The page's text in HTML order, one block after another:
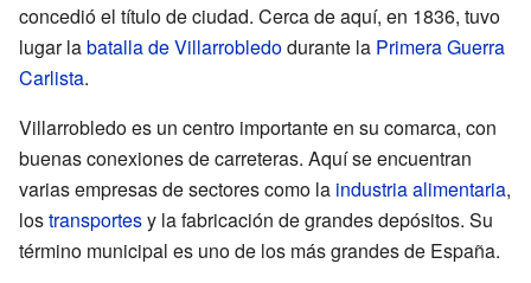
concedió el título de ciudad. Cerca de aquí, en 1836, tuvo
lugar labatalla de Villarrobledodurante la Primera Guerra
Carlista.
Villarrobledo es un centro importante en su comarca, con
buenas conexiones de carreteras. Aquí se encuentran
varias empresas de sectores como la industria alimentaria,
lostransportesy la fabricación de grandes depósitos. Su
término municipal es uno de los más grandes de España.